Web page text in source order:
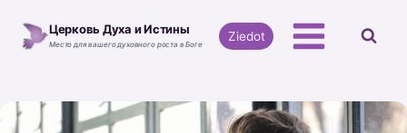
Церковь Духа и Истины
Место для вашего духовного роста в Боге
Ziedot